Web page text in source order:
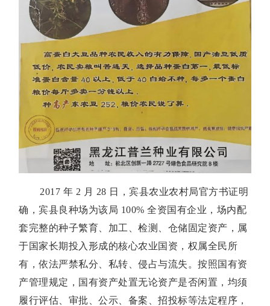
2017 年 2 月 28 日，宾县农业农村局官方书证明
确，宾县良种场为该局 100% 全资国有企业，场内配
套完整的种子繁育、加工、检测、仓储固定资产，属
于国家长期投入形成的核心农业国资，权属全民所
有，依法严禁私分、私转、侵占与流失。按照国有资
产管理规定，国有资产处置无论资产是否闲置，均须
履行评估、审批、公示、备案、招投标等法定程序，